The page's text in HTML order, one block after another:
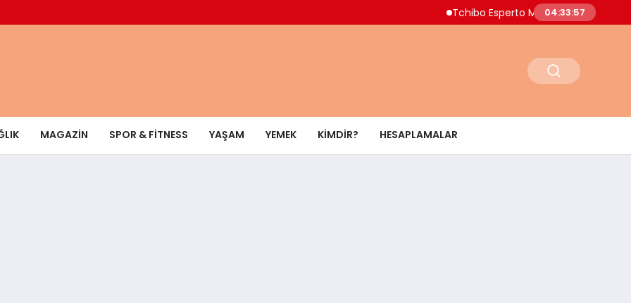
Tchibo Esperto Mini Kahve Makinesinde
04:33:57
MAGAZIN SPOR & FITNESS YAŞAM YEMEK KIMDIR? HESAPLAMALAR